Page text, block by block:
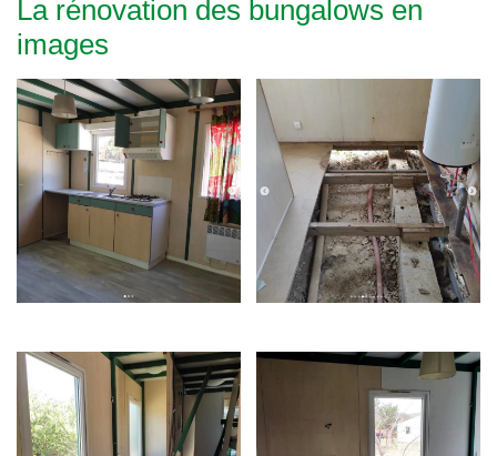
La rénovation des bungalows en
images